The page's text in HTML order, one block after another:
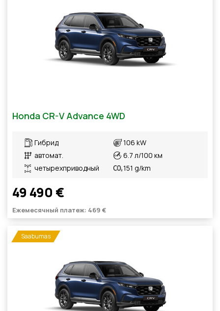
Honda CR-V Advance 4WD
Гибрид
автомат.
четырехприводный
106 kW
6.7 л/100 км
151 g/km
49 490 €
Ежемесячный платеж: 469 €
Saabumas